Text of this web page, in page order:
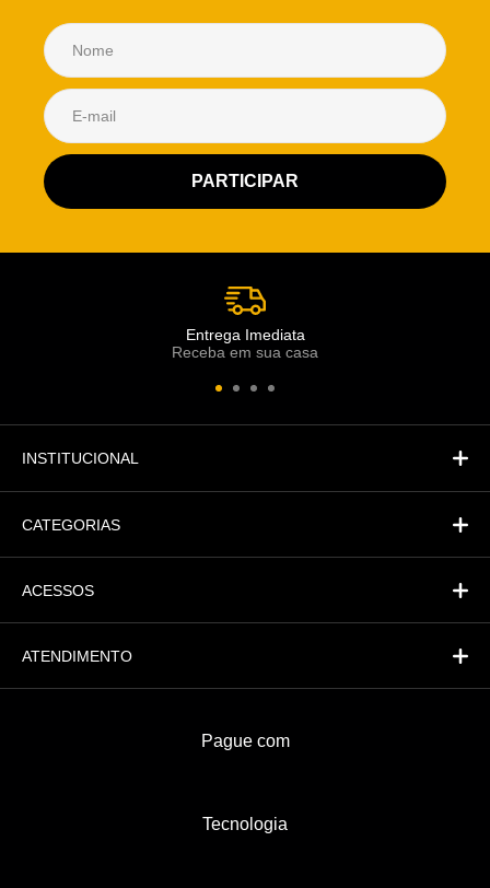
Entrega Imediata
Receba em sua casa
INSTITUCIONAL
CATEGORIAS
ACESSOS
ATENDIMENTO
Pague com
Tecnologia
Atendimento Rei de Casa